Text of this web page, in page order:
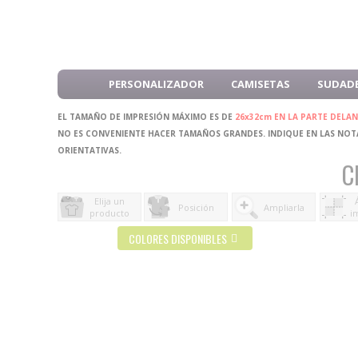
PERSONALIZADOR CAMISETAS
EL TAMAÑO DE IMPRESIÓN MÁXIMO ES DE 26x32cm EN LA PARTE
NO ES CONVENIENTE HACER TAMAÑOS GRANDES. INDIQUE EN LAS
ORIENTATIVAS.
Elija un
producto
Posición Ampliarla
COLORES DISPONIBLES